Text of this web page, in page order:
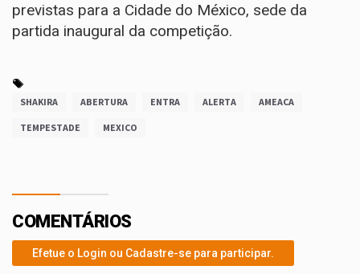
previstas para a Cidade do México, sede da
partida inaugural da competição.
SHAKIRA ABERTURA ENTRA ALERTA AMEACA
TEMPESTADE MEXICO
COMENTÁRIOS
Efetue o Login ou Cadastre-se para participar.